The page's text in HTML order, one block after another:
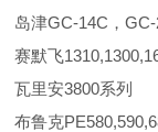
岛津GC-14C，
赛默飞
瓦里安3800系列
布鲁克